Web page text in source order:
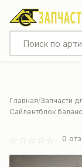
Главная Запчасти
Сайлентблок
0